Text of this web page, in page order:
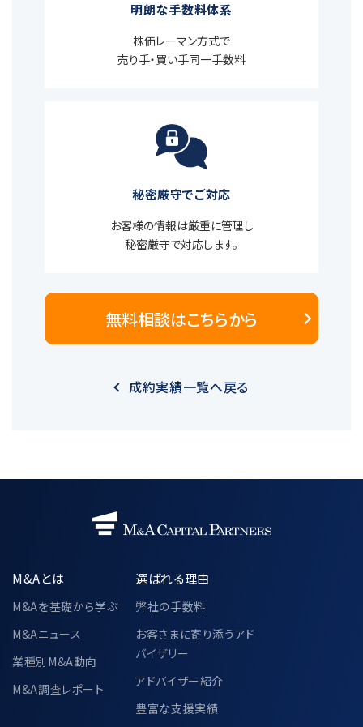
明朗な手数料体系
株価レーマン方式で
売り手・買い手同一手数料
秘密厳守でご対応
お客様の情報は厳重に管理し
秘密厳守で対応します。
無料相談はこちらから
成約実績一覧へ戻る
M&Aとは
M&Aを基礎から学ぶ
M&Aニュース
業種別M&A動向
M&A調査レポート
選ばれる理由
弊社の手数料
お客さまに寄り添うアド
バイザリー
アドバイザー紹介
豊富な支援実績